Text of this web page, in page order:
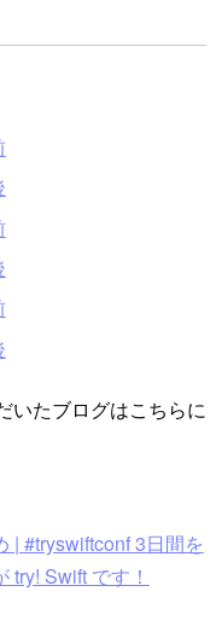
いたブログはこちらに
| #tryswiftconf 3日間を
Swift です！